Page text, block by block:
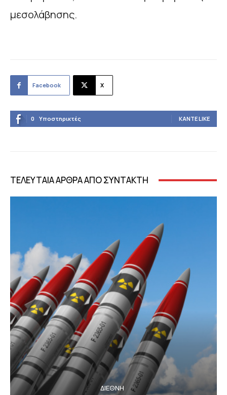
μεσολάβησης.
Facebook X
0 Υποστηρικτές ΚΆΝΤΕ LIKE
ΤΕΛΕΥΤΑΙΑ ΑΡΘΡΑ ΑΠΟ ΣΥΝΤΑΚΤΗ
ΔΙΕΘΝΗ